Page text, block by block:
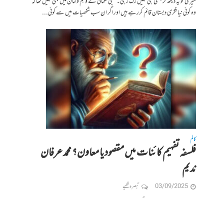
وہ کوئی نیا فکری دبستان قائم کررہے ہیں اور اگر ان سب شخصیات میں سے کوئی...
کالم
فلسفہ تفہیم کائنات میں مقصود یا معاون؟ محمد عرفان
ندیم
03/09/2025 تبصرہ لکھیے